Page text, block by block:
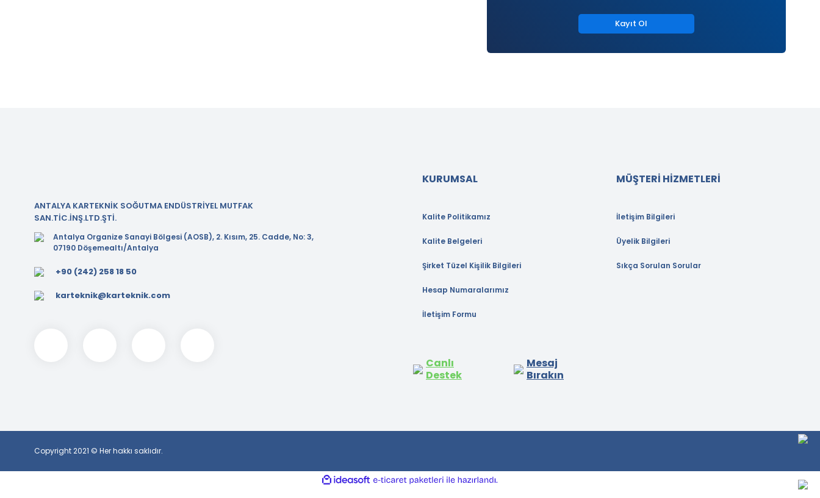
Kayıt Ol
ANTALYA KARTEKNİK SOĞUTMA ENDÜSTRİYEL MUTFAK
SAN.TİC.İNŞ.LTD.ŞTİ.
Antalya Organize Sanayi Bölgesi (AOSB), 2. Kısım, 25. Cadde, No: 3,
07190 Döşemealtı/Antalya
+90 (242) 258 18 50
karteknik@karteknik.com
KURUMSAL
Kalite Politikamız
Kalite Belgeleri
Şirket Tüzel Kişilik Bilgileri
Hesap Numaralarımız
İletişim Formu
MÜŞTERİ HİZMETLERİ
İletişim Bilgileri
Üyelik Bilgileri
Sıkça Sorulan Sorular
Canlı
Destek
Mesaj
Bırakın
Copyright 2021 © Her hakkı saklıdır.
ideasoft
e-